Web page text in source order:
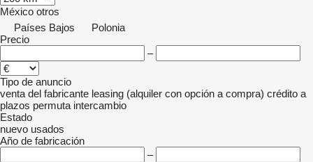
México otros
Países Bajos
Polonia
Precio
–
Tipo de anuncio
venta del fabricante leasing (alquiler con opción a compra) crédito a
plazos permuta intercambio
Estado
nuevo usados
Año de fabricación
–